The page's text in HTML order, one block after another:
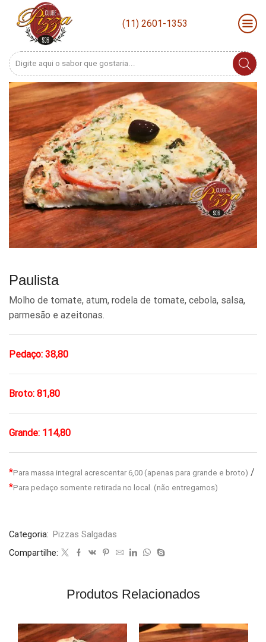
(11) 2601-1353
Search
Paulista
Molho de tomate, atum, rodela de tomate, cebola, salsa,
parmesão e azeitonas.
Pedaço: 38,80
Broto: 81,80
Grande: 114,80
*Para massa integral acrescentar 6,00 (apenas para grande e broto) /
*Para pedaço somente retirada no local. (não entregamos)
Categoria: Pizzas Salgadas
Compartilhe:
Produtos Relacionados